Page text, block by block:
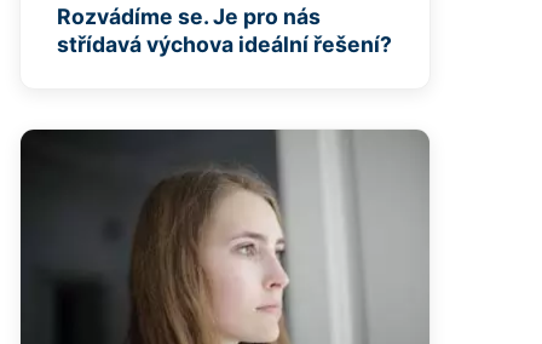
Rozvádíme se. Je pro nás
střídavá výchova ideální řešení?